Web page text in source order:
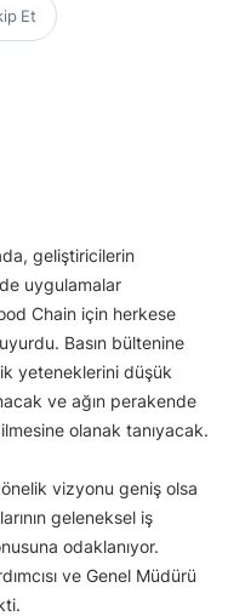
Et
geliştiricilerin
uygulamalar
Chain için herkese
Basın bültenine
yeteneklerini düşük
ve ağın perakende
olanak tanıyacak.
vizyonu geniş olsa
geleneksel iş
odaklanıyor.
ve Genel Müdürü